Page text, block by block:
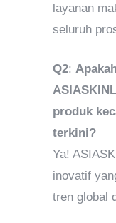
layanan
seluruh
Q2:
produk
terkini?
Ya!
inovatif
tren global